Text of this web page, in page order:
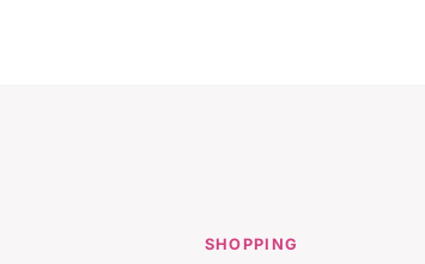
SHOPPING